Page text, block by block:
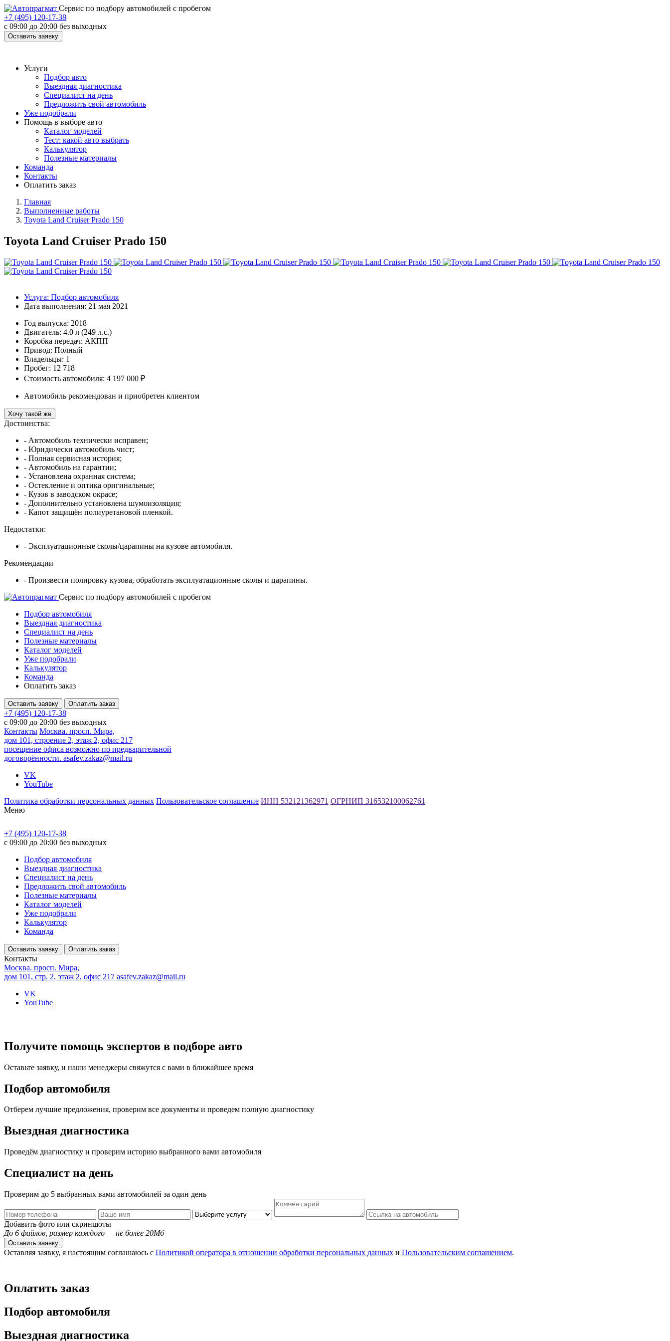
Cервис по подбору автомобилей с пробегом
+7 (495) 120-17-38
с 09:00 до 20:00 без выходных
Оставить заявку
Услуги
Подбор авто
Выездная диагностика
Специалист на день
Предложить свой автомобиль
Уже подобрали
Помощь в выборе авто
Каталог моделей
Тест: какой авто выбрать
Калькулятор
Полезные материалы
Команда
Контакты
Оплатить заказ
Главная
Выполненные работы
Toyota Land Cruiser Prado 150
Toyota Land Cruiser Prado 150
Услуга: Подбор автомобиля
Дата выполнения: 21 мая 2021
Год выпуска: 2018
Двигатель: 4.0 л (249 л.с.)
Коробка передач: АКПП
Привод: Полный
Владельцы: 1
Пробег: 12 718
Стоимость автомобиля: 4 197 000 ₽
Автомобиль рекомендован и приобретен клиентом
Хочу такой же
Достоинства:
- Автомобиль технически исправен;
- Юридически автомобиль чист;
- Полная сервисная история;
- Автомобиль на гарантии;
- Установлена охранная система;
- Остекление и оптика оригинальные;
- Кузов в заводском окрасе;
- Дополнительно установлена шумоизоляция;
- Капот защищён полиуретановой пленкой.
Недостатки:
- Эксплуатационные сколы/царапины на кузове автомобиля.
Рекомендации
- Произвести полировку кузова, обработать эксплуатационные сколы и царапины.
Cервис по подбору автомобилей с пробегом
Подбор автомобиля
Выездная диагностика
Специалист на день
Полезные материалы
Каталог моделей
Уже подобрали
Калькулятор
Команда
Оплатить заказ
Оставить заявку Оплатить заказ
+7 (495) 120-17-38
с 09:00 до 20:00 без выходных
Контакты Москва. просп. Мира,
дом 101, строение 2, этаж 2, офис 217
посещение офиса возможно по предварительной
договорённости. asafev.zakaz@mail.ru
VK
YouTube
Политика обработки персональных данных Пользовательское соглашение ИНН 532121362971 ОГРНИП 316532100062761
Меню
+7 (495) 120-17-38
с 09:00 до 20:00 без выходных
Подбор автомобиля
Выездная диагностика
Специалист на день
Предложить свой автомобиль
Полезные материалы
Каталог моделей
Уже подобрали
Калькулятор
Команда
Оставить заявку Оплатить заказ
Контакты
Москва. просп. Мира,
дом 101, стр. 2, этаж 2, офис 217 asafev.zakaz@mail.ru
VK
YouTube
Получите помощь экспертов в подборе авто
Оставьте заявку, и наши менеджеры свяжутся с вами в ближайшее время
Подбор автомобиля
Отберем лучшие предложения, проверим все документы и проведем полную диагностику
Выездная диагностика
Проведём диагностику и проверим историю выбранного вами автомобиля
Специалист на день
Проверим до 5 выбранных вами автомобилей за один день
Добавить фото или скриншоты
До 6 файлов, размер каждого — не более 20Мб
Оставить заявку
Оставляя заявку, я настоящим соглашаюсь с Политикой оператора в отношении обработки персональных данных и Пользовательским соглашением.
Оплатить заказ
Подбор автомобиля
Выездная диагностика